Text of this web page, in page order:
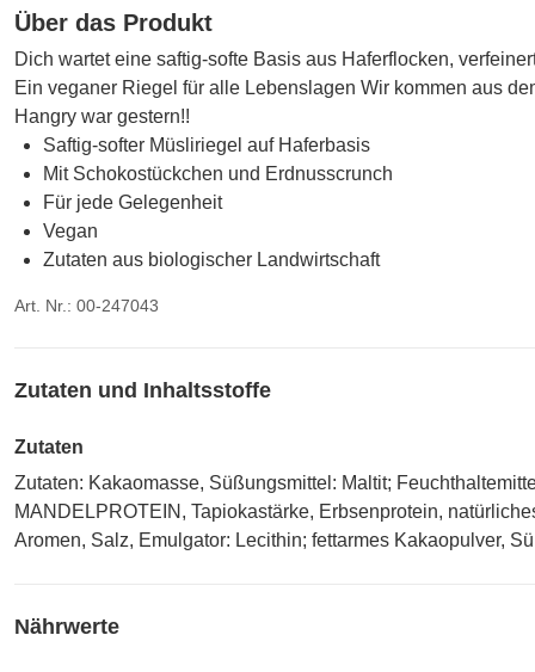
Über das Produkt
Dich wartet eine saftig-softe Basis aus Haferflocken,
Ein veganer Riegel für alle Lebenslagen Wir kommen aus
Hangry war gestern!!
Saftig-softer Müsliriegel auf Haferbasis
Mit Schokostückchen und Erdnusscrunch
Für jede Gelegenheit
Vegan
Zutaten aus biologischer Landwirtschaft
Art. Nr.: 00-247043
Zutaten und Inhaltsstoffe
Zutaten
Zutaten: Kakaomasse, Süßungsmittel: Maltit;
MANDELPROTEIN, Tapiokastärke, Erbsenprotein,
Aromen, Salz, Emulgator: Lecithin; fettarmes Kakaopulver,
Nährwerte